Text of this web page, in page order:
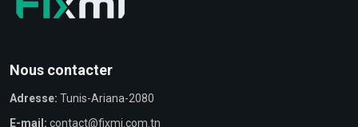
Nous contacter
Adresse: Tunis-Ariana-2080
E-mail: contact@fixmi.com.tn